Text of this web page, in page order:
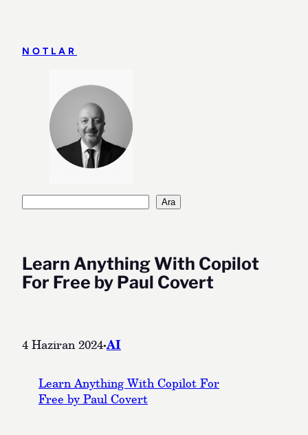
NOTLAR
Ara
Learn Anything With Copilot
For Free by Paul Covert
4 Haziran 2024·AI
Learn Anything With Copilot For
Free by Paul Covert